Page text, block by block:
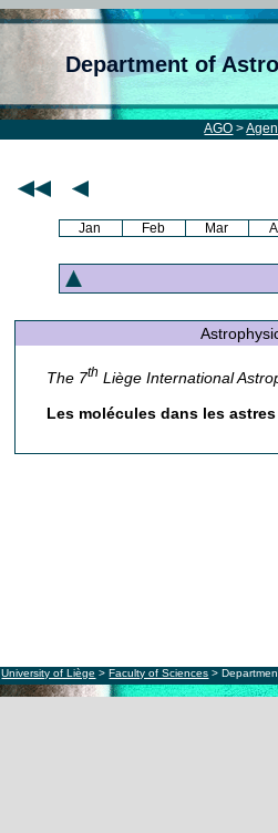
Department of
AGO >
Jan Feb Mar
The 7th Liège International
Les molécules dans les astres
University of Liège >Faculty of Sciences >